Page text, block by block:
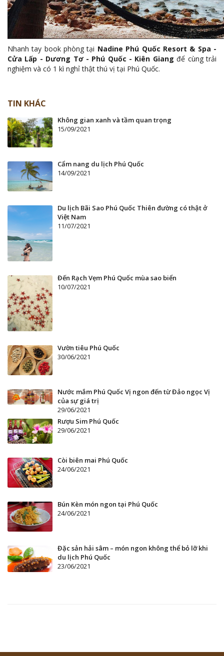
Nhanh tay book phòng tại Nadine Phú Quốc Resort & Spa -
Cửa Lấp - Dương Tơ - Phú Quốc - Kiên Giangđể cùng trải
nghiệm và có 1 kì nghỉ thật thú vị tại Phú Quốc.
TIN KHÁC
Không gian xanh và tầm quan trọng
15/09/2021
Cẩm nang du lịch Phú Quốc
14/09/2021
Du lịch Bãi Sao Phú Quốc Thiên đường có thật ở
Việt Nam
11/07/2021
Đến Rạch Vẹm Phú Quốc mùa sao biển
10/07/2021
Vườn tiêu Phú Quốc
30/06/2021
Nước mắm Phú Quốc Vị ngon đến từ Đảo ngọc Vị
của sự giá trị
29/06/2021
Rượu Sim Phú Quốc
29/06/2021
Còi biên mai Phú Quốc
24/06/2021
Bún Kèn món ngon tại Phú Quốc
24/06/2021
Đặc sản hải sâm – món ngon không thể bỏ lỡ khi
du lịch Phú Quốc
23/06/2021